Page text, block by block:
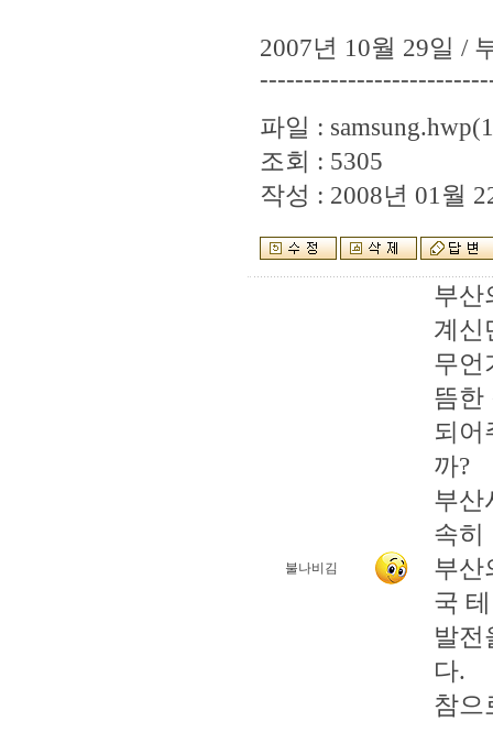
2007년 10월 29일 /
파일 : samsung.hwp
조회 : 5305
작성 : 2008년 01월
불나비김
부산
계신
무언
뜸한
되
까?
부산
속히
부산
국
발전
다.
참으